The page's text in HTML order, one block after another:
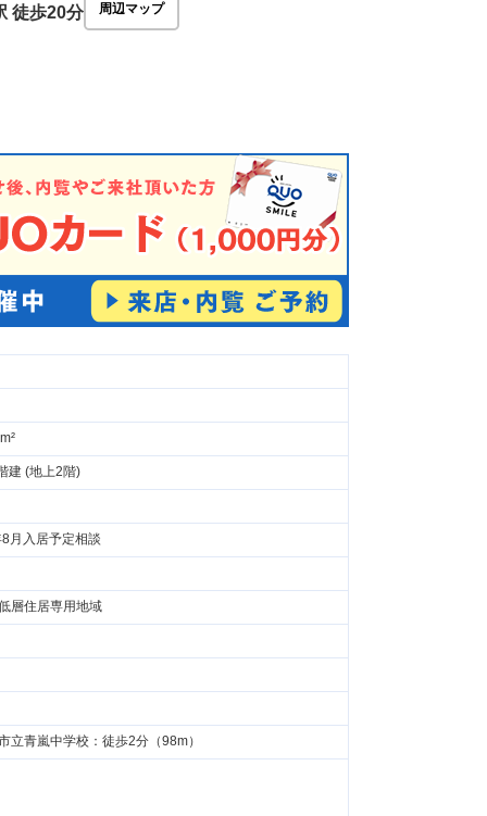
徒歩20分 周辺マップ
建 (地上2階)
月入居予定相談
層住居専用地域
立青嵐中学校：徒歩2分（98m）